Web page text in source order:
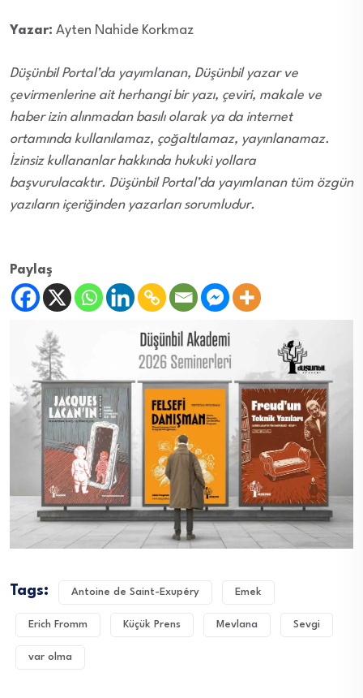
Yazar: Ayten Nahide Korkmaz
Düşünbil Portal’da yayımlanan, Düşünbil yazar ve
çevirmenlerine ait herhangi bir yazı, çeviri, makale ve
haber izin alınmadan basılı olarak ya da internet
ortamında kullanılamaz, çoğaltılamaz, yayınlanamaz.
İzinsiz kullananlar hakkında hukuki yollara
başvurulacaktır. Düşünbil Portal’da yayımlanan tüm özgün
yazıların içeriğinden yazarları sorumludur.
Paylaş
Tags: Antoine de Saint-Exupéry Emek
Erich Fromm Küçük Prens Mevlana Sevgi
var olma